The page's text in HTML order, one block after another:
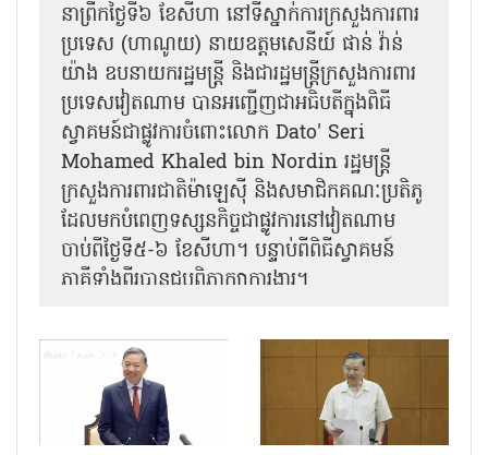
នា​ព្រឹកថ្ងៃទី៦ ខែសីហា នៅទីស្នាក់ការក្រសួងការពារ
ប្រទេស (ហាណូយ) នាយឧត្តមសេនីយ៍ ផាន់ វ៉ាន់
យ៉ាង ឧបនាយករដ្ឋមន្ត្រី និងជារដ្ឋមន្ត្រីក្រសួងការពារ
ប្រទេសវៀតណាម បានអញ្ជើញជាអធិបតីក្នុងពិធី
ស្វាគមន៍ជាផ្លូវការ​ចំពោះលោក Dato' Seri
Mohamed Khaled bin Nordin រដ្ឋមន្ត្រី
ក្រសួងការពារជាតិម៉ាឡេស៊ី និងសមាជិកគណៈប្រតិភូ
ដែលមកបំពេញទស្សនកិច្ចជាផ្លូវការនៅវៀតណាម
ចាប់ពីថ្ងៃទី៥-៦ ខែសីហា។ បន្ទាប់ពីពិធីស្វាគមន៍
ភាគីទាំងពីរបានជួបពិភាក្សាការងារ​។